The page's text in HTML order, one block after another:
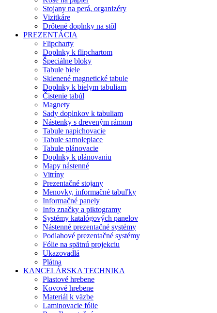
Stojany na perá, organizéry
Vizitkáre
Drôtené doplnky na stôl
PREZENTÁCIA
Flipcharty
Doplnky k flipchartom
Špeciálne bloky
Tabule biele
Sklenené magnetické tabule
Doplnky k bielym tabuliam
Čistenie tabúl
Magnety
Sady doplnkov k tabuliam
Nástenky s dreveným rámom
Tabule napichovacie
Tabule samolepiace
Tabule plánovacie
Doplnky k plánovaniu
Mapy nástenné
Vitríny
Prezentačné stojany
Menovky, informačné tabuľky
Informačné panely
Info značky a piktogramy
Systémy katalógových panelov
Nástenné prezentačné systémy
Podlahové prezentačné systémy
Fólie na spätnú projekciu
Ukazovadlá
Plátna
KANCELÁRSKA TECHNIKA
Plastové hrebene
Kovové hrebene
Materiál k väzbe
Laminovacie fólie